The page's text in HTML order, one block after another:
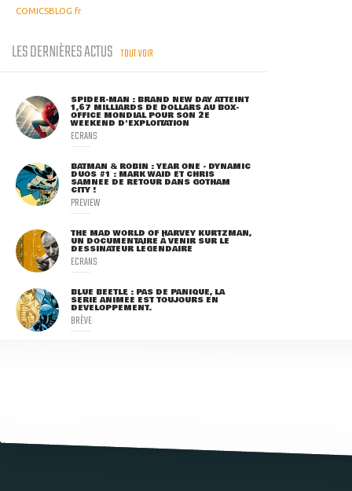
COMICSBLOG.fr
LES DERNIÈRES ACTUS TOUT VOIR
SPIDER-MAN : BRAND NEW DAY ATTEINT
1,67 MILLIARDS DE DOLLARS AU BOX-
OFFICE MONDIAL POUR SON 2E
WEEKEND D'EXPLOITATION
ECRANS
BATMAN & ROBIN : YEAR ONE - DYNAMIC
DUOS #1 : MARK WAID ET CHRIS
SAMNEE DE RETOUR DANS GOTHAM
CITY !
PREVIEW
THE MAD WORLD OF HARVEY KURTZMAN,
UN DOCUMENTAIRE À VENIR SUR LE
DESSINATEUR LÉGENDAIRE
ECRANS
BLUE BEETLE : PAS DE PANIQUE, LA
SÉRIE ANIMÉE EST TOUJOURS EN
DÉVELOPPEMENT.
BRÈVE